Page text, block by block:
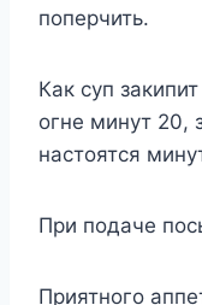
поперчить.
Как суп
огне минут 20,
настоятся
При подаче
Приятного